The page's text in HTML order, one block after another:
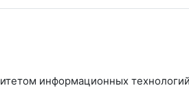
информационных